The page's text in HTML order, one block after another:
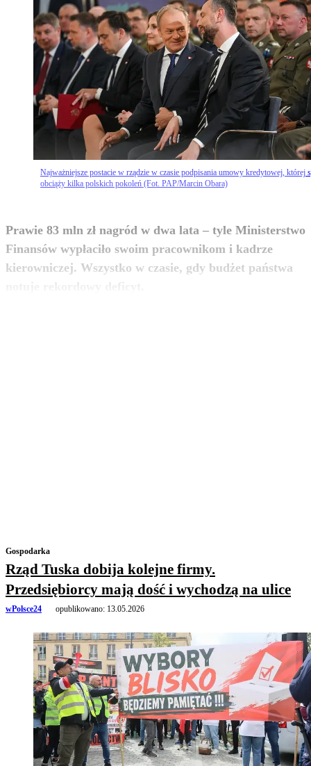
Najważniejsze postacie w rządzie w czasie podpisania umowy kredytowej, której
obciąży kilka polskich pokoleń (Fot. PAP/Marcin Obara)
Prawie 83 mln zł nagród w dwa lata – tyle Ministerstwo
Finansów wypłaciło swoim pracownikom i kadrze
kierowniczej. Wszystko w czasie, gdy budżet państwa
zobacz więcej
Gospodarka
Rząd Tuska dobija kolejne firmy.
Przedsiębiorcy mają dość i wychodzą na ulice
wPolsce24 opublikowano: 13.05.2026